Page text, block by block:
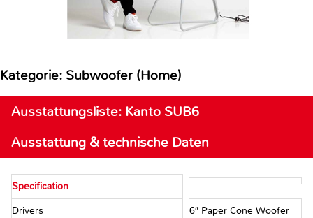
Kategorie: Subwoofer (Home)
Ausstattungsliste: Kanto SUB6
Ausstattung & technische Daten
Specification
Drivers 6″ Paper Cone Woofer